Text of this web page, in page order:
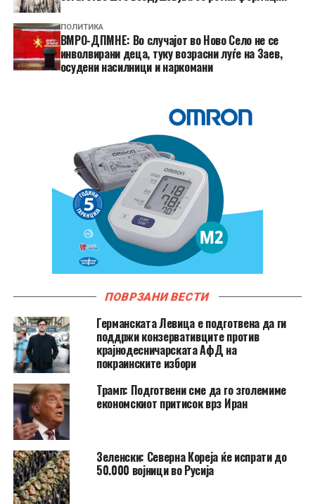
ПОЛИТИКА
ВМРО-ДПМНЕ: Во случајот во Ново Село не се
инволвирани деца, туку возрасни луѓе на Заев,
осудени насилници и наркомани
ПОВРЗАНИ ВЕСТИ
Германската Левица е подготвена да ги
поддржи конзервативците против
крајнодесничарската АфД на
покраинските избори
Трамп: Подготвени сме да го зголемиме
економскиот притисок врз Иран
Зеленски: Северна Кореја ќе испрати до
50.000 војници во Русија